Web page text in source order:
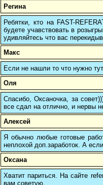
Регина
Ребятки, кто на FAST-
будете учавствовать в
удивляйтесь что вас
Макс
Если не нашли то что нужно
Оля
Спасибо, Оксаночка, за
все сдал на отлично, и нервы
Алексей
Я обычно любые готовые
неплохой доп.заработок. А
Оксана
Хватит париться. На сайте
вам советую.